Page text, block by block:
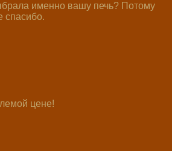
именно вашу печь? Потому
спасибо.
цене!